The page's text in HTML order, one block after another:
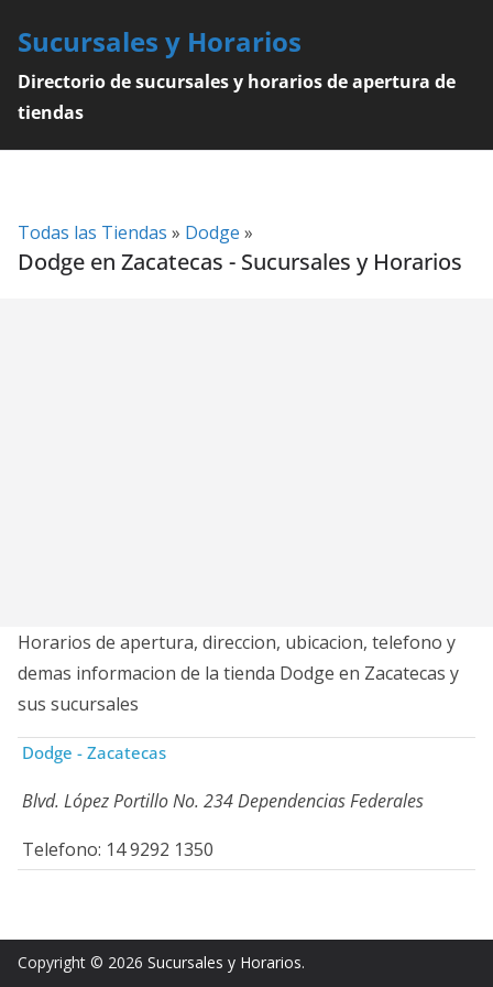
content
Sucursales y Horarios
Directorio de sucursales y horarios de apertura de
tiendas
Todas las Tiendas » Dodge »
Dodge en Zacatecas - Sucursales y Horarios
Horarios de apertura, direccion, ubicacion, telefono y
demas informacion de la tienda Dodge en Zacatecas y
sus sucursales
Dodge - Zacatecas
Blvd. López Portillo No. 234 Dependencias Federales
Telefono: 14 9292 1350
Copyright © 2026 Sucursales y Horarios.